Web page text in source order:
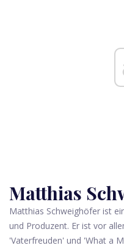
Matthias
Matthias Schweighöfer ist
und Produzent. Er ist vor
'Vaterfreuden' und 'What a